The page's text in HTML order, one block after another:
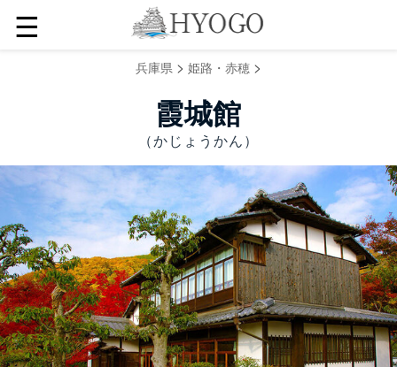
☰
兵庫県 > 姫路・赤穂 >
霞城館
（かじょうかん）